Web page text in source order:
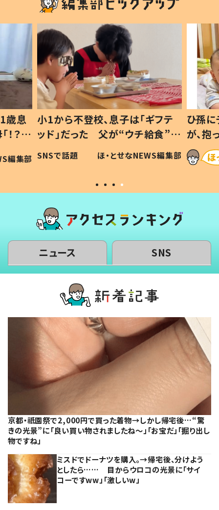
歳息
？」
編集部
小1から不登校、息子は「ギフテ
ッド」だった 父が“ウチ給食”を
作り続ける理由とは #令和の親
#令和の子
SNSで話題 ほ・とせなNEWS編集部
ひ孫
が、
「涙が
い」
ニュース SNS
京都・祇園祭で2,000円で買った着物→しかし帰宅後…“驚
きの光景”に「良い買い物されましたね～」「お宝だ」「掘り出し
物ですね」
ミスドでドーナツを購入。→帰宅後、分けよう
としたら…… 目からウロコの光景に「サイ
コーですww」「激しいw」